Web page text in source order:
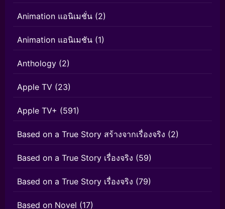
Animation แอนิเมชั่น (2)
Animation แอนิเมชัน (1)
Anthology (2)
Apple TV (23)
Apple TV+ (591)
Based on a True Story สร้างจากเรื่องจริง (2)
Based on a True Story เรื่องจริง (59)
Based on a True Story เรื่องจริง (79)
Based on Novel (17)